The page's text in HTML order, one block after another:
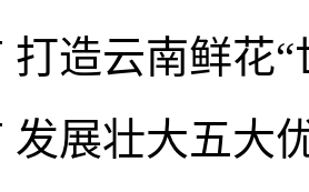
打造云南鲜花
发展壮大五大